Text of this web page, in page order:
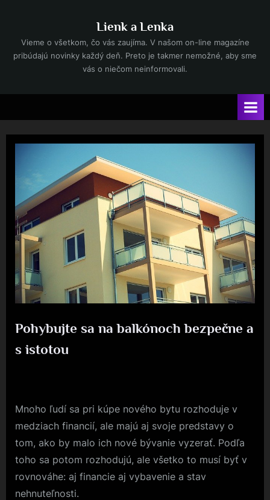
content
Lienk a Lenka
Vieme o všetkom, čo vás zaujíma. V našom on-line magazíne
pribúdajú novinky každý deň. Preto je takmer nemožné, aby sme
vás o niečom neinformovali.
Pohybujte sa na balkónoch bezpečne a
s istotou
Mnoho ľudí sa pri kúpe nového bytu rozhoduje v
medziach financií, ale majú aj svoje predstavy o
tom, ako by malo ich nové bývanie vyzerať. Podľa
toho sa potom rozhodujú, ale všetko to musí byť v
rovnováhe: aj financie aj vybavenie a stav
nehnuteľnosti.